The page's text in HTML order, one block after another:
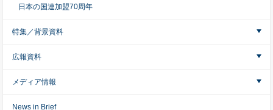
日本の国連加盟70周年
特集／背景資料
広報資料
メディア情報
News in Brief